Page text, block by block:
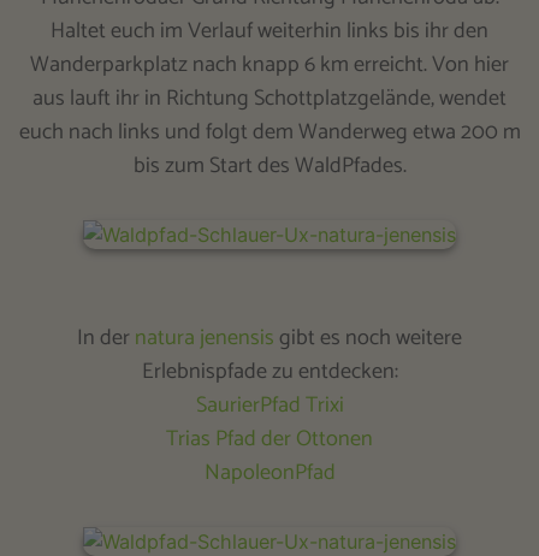
Haltet euch im Verlauf weiterhin links bis ihr den
Wanderparkplatz nach knapp 6 km erreicht. Von hier
aus lauft ihr in Richtung Schottplatzgelände, wendet
euch nach links und folgt dem Wanderweg etwa 200 m
bis zum Start des WaldPfades.
In der natura jenensis gibt es noch weitere
Erlebnispfade zu entdecken:
SaurierPfad Trixi
Trias Pfad der Ottonen
NapoleonPfad